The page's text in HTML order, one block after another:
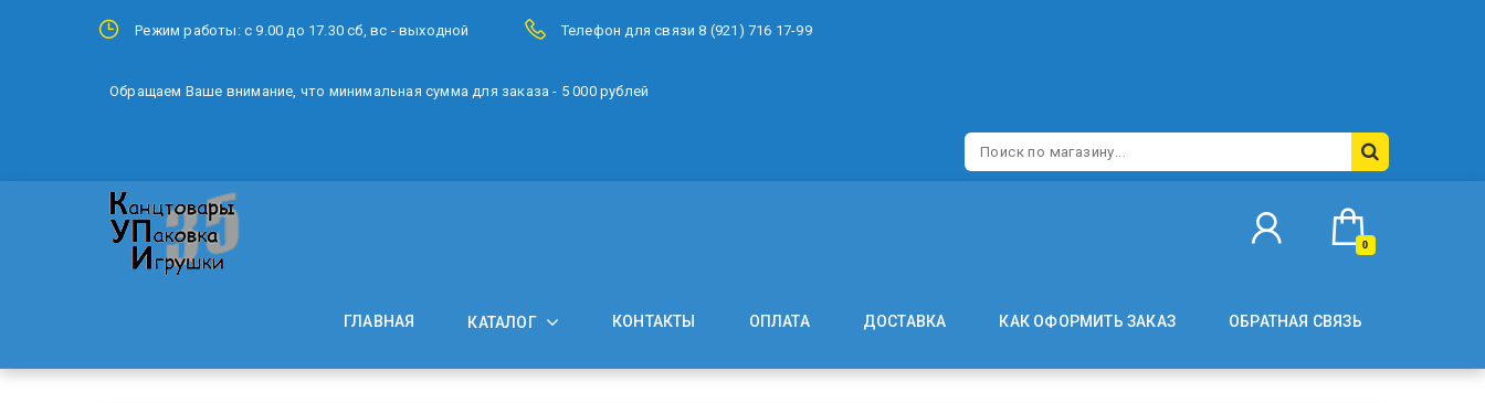
Режим работы: с 9.00 до 17.30 сб, вс - выходной Телефон для связи 8 (921) 716 17-99
Обращаем Ваше внимание, что минимальная сумма для заказа - 5 000 рублей
0
ГЛАВНАЯ КАТАЛОГ КОНТАКТЫ ОПЛАТА ДОСТАВКА КАК ОФОРМИТЬ ЗАКАЗ ОБРАТНАЯ СВЯЗЬ